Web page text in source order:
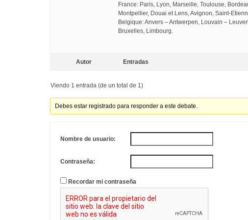
France: Paris, Lyon, Marseille, Toulouse,
Montpellier, Douai et Lens, Avignon, Saint-
Belgique: Anvers – Antwerpen, Louvain –
Bruxelles, Limbourg.
Autor Entradas
Viendo 1 entrada (de un total de 1)
Debes estar registrado para responder a este debate.
Nombre de usuario:
Contraseña:
Recordar mi contraseña